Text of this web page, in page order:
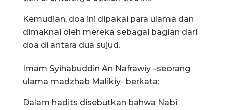
Kemudian, doa ini dipakai para ulama dan
dimaknai oleh mereka sebagai bagian dari
doa di antara dua sujud.
Imam Syihabuddin An Nafrawiy –seorang
ulama madzhab Malikiy- berkata:
Dalam hadits disebutkan bahwa Nabi